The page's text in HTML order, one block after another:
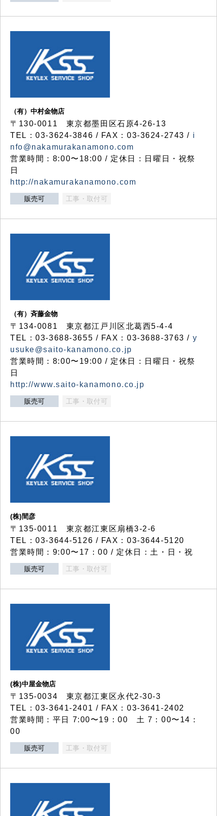
（有）中村金物店
〒130-0011 東京都墨田区石原4-26-13
TEL：03-3624-3846 / FAX：03-3624-2743 / i
nfo@nakamurakanamono.com
営業時間：8:00〜18:00 / 定休日：日曜日・祝祭
日
http://nakamurakanamono.com
販売可 工事・取付可
（有）斉藤金物
〒134-0081 東京都江戸川区北葛西5-4-4
TEL：03-3688-3655 / FAX：03-3688-3763 / y
usuke@saito-kanamono.co.jp
営業時間：8:00〜19:00 / 定休日：日曜日・祝祭
日
http://www.saito-kanamono.co.jp
販売可 工事・取付可
(株)間彦
〒135-0011 東京都江東区扇橋3-2-6
TEL：03-3644-5126 / FAX：03-3644-5120
営業時間：9:00〜17：00 / 定休日：土・日・祝
販売可 工事・取付可
(株)中屋金物店
〒135-0034 東京都江東区永代2-30-3
TEL：03-3641-2401 / FAX：03-3641-2402
営業時間：平日 7:00〜19：00 土 7：00〜14：
00
販売可 工事・取付可